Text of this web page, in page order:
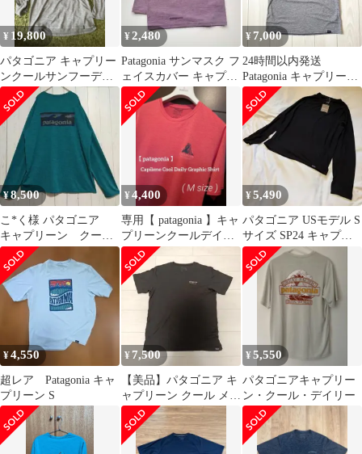
¥ 19,800
パタゴニア キャプリー
ンクールサンフーディ
M Patagonia グレー完売
品
¥2,480
Patagonia サンマスク フ
ェイスカバー キャプリ
ーン
¥ 7,000
24時間以内発送
Patagonia キャプリー
ン キャプリーンクー
ル キャンプ
¥8,500
こ*く様 パタゴニア
キャプリーン クール
デイリー 美品
¥4,400
専用【 patagonia 】キャ
プリーンクールデイリ
ー Tee（ M ）
¥5,490
パタゴニア USモデル S
サイズ SP24 キャプリ
ーン トレイル クール
新品
¥4,550
超レア Patagonia キャ
プリーン S
¥7,500
【美品】パタゴニア キ
ャプリーン クール メリ
ノ グラフィック メンズ
Ｍ 黒
¥5,550
パタゴニアキャプリー
ン・クール・デイリー